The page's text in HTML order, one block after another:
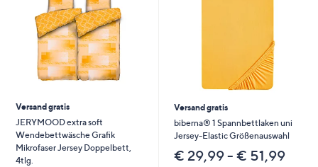
rechts,
anzuzeigen.
Versand gratis
JERYMOOD extra soft
Wendebettwäsche Grafik
Mikrofaser Jersey Doppelbett,
4tlg.
Versand gratis
biberna® 1 Spannbettlaken uni
Jersey-Elastic Größenauswahl
€ 29,99 - € 51,99